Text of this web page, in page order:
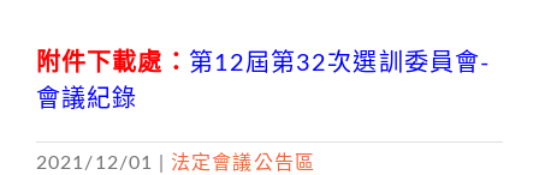
附件下載處： 第12屆第32次選訓委員會-
會議紀錄
2021/12/01 法定會議公告區